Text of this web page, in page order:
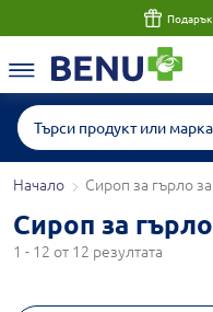
Подарък
Начало Сироп за гърло
Сироп за
1 - 12 от 12 резултата